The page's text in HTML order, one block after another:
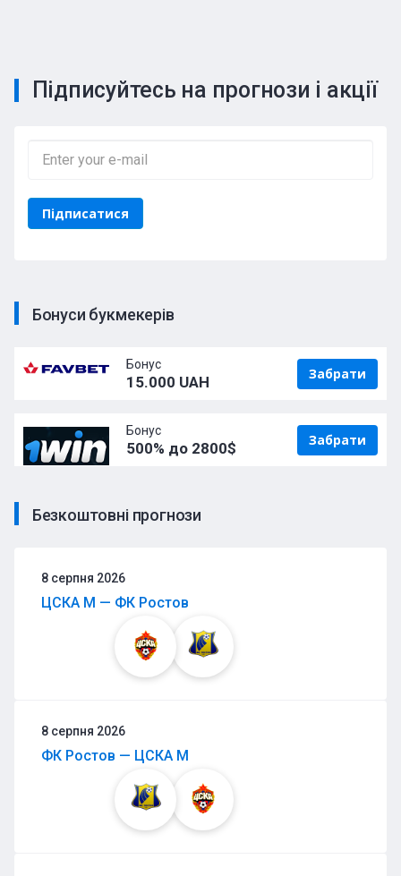
Бонуси букмекерів
Бонус
15.000 UAH Забрати
Бонус
500% до 2800$ Забрати
Безкоштовні прогнози
8 серпня 2026
ЦСКА М — ФК Ростов
8 серпня 2026
ФК Ростов — ЦСКА М
Підписуйтесь на прогнози і акції